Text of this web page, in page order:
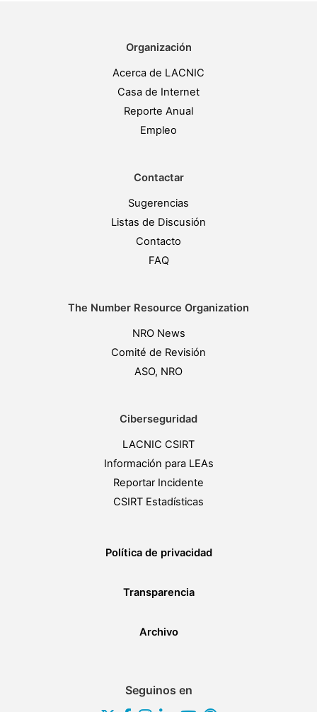
Organización
Acerca de LACNIC
Casa de Internet
Reporte Anual
Empleo
Contactar
Sugerencias
Listas de Discusión
Contacto
FAQ
The Number Resource Organization
NRO News
Comité de Revisión
ASO, NRO
Ciberseguridad
LACNIC CSIRT
Información para LEAs
Reportar Incidente
CSIRT Estadísticas
Política de privacidad
Transparencia
Archivo
Seguinos en